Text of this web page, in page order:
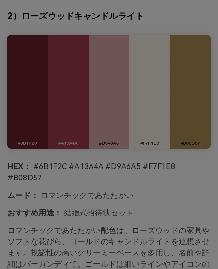
2）ローズウッドキャンドルライト
HEX： #6B1F2C #A13A4A #D9A6A5 #F7F1E8
#B08D57
ムード：
ロマンチックであたたかい
おすすめ用途： 結婚式招待状セット
ロマンチックであたたかい配色は、ローズウッドの家具や
ソフトな花びら、ゴールドのキャンドルライトを連想させ
ます。視認性の高いクリーミーベースを多用し、名前や詳
細はバーガンディで。ゴールドは細いラインやアイコンの